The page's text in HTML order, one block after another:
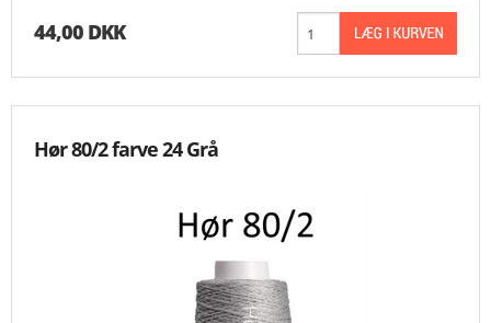
44,00 DKK
Hør 80/2 farve 24 Grå